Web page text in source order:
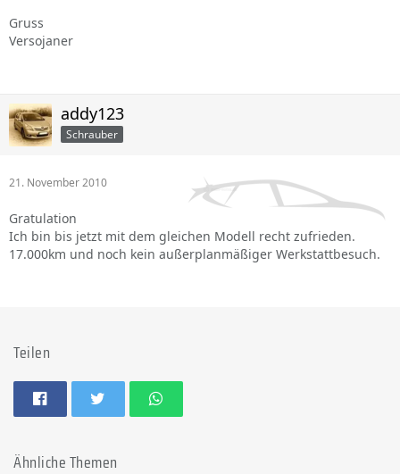
Gruss
Versojaner
addy123
Schrauber
21. November 2010
Gratulation
Ich bin bis jetzt mit dem gleichen Modell recht zufrieden.
17.000km und noch kein außerplanmäßiger Werkstattbesuch.
Teilen
Ähnliche Themen